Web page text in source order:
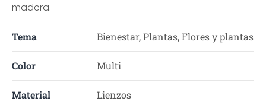
madera.
Tema Bienestar, Plantas, Flores y plantas
Color Multi
Material Lienzos